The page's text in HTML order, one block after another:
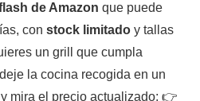
de Amazon que puede
con stock limitado y tallas
un grill que cumpla
la cocina recogida en un
y mira el precio actualizado: 👉